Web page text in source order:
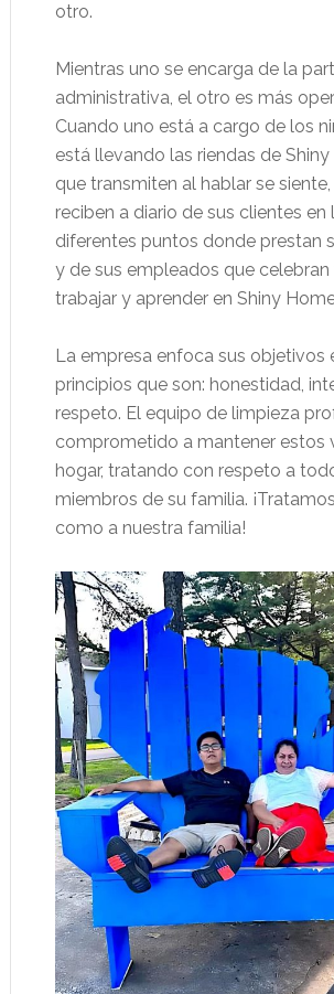
otro.
Mientras uno se encarga de la
administrativa, el otro es más
Cuando uno está a cargo de los
está llevando las riendas de
que transmiten al hablar se
reciben a diario de sus clientes en
diferentes puntos donde prestan
y de sus empleados que
trabajar y aprender en Shiny
La empresa enfoca sus objetivos
principios que son: honestidad,
respeto. El equipo de limpieza
comprometido a mantener estos
hogar, tratando con respeto a
miembros de su familia.
como a nuestra familia!